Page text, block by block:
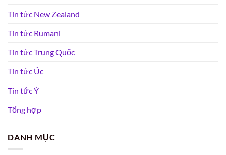
Tin tức New Zealand
Tin tức Rumani
Tin tức Trung Quốc
Tin tức Úc
Tin tức Ý
Tổng hợp
DANH MỤC